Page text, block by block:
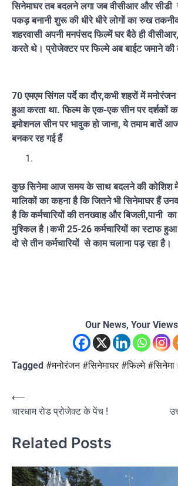
सिनेमाघर तब बदलने लगा जब वीसीआर और सीडी
पकड़ बनानी शुरू की धीरे धीरे लोगों का रुख
शहरवासी अपनी मनपंसद फिल्में घर बैठे ही
करते थे। प्रोजेक्टर पर फिल्मे अब बाईट जमाने की
70 एमएम सिंगल पर्दे का दौर,कभी शहरों में
हुआ करता था. फिल्म के एक-एक सीन पर दर्शकों का
इमोशनल सीन पर भावुक हो जाना, ये तमाम बातें
बनकर रह गई हैं
कुछ सिनेमा आज समय के साथ बदलने की कोशिश में
मालिकों का कहना है कि जितने भी सिनेमाघर हैं
है कि कर्मचारियों की तनख्वाह और बिजली,पानी
मुश्किल है।कभी 25-26 कर्मचारियों का स्टाफ
दो से तीन कर्मचारियों से काम चलाना पड़ रहा है।
Our News, Your Views
Tagged #मनोरंजन #सिनेमाघर #फिल्मे #सिनेमा
Post
navigation
⟵
चारधाम रोड प्रोजेक्ट के पेंच !
Related Posts